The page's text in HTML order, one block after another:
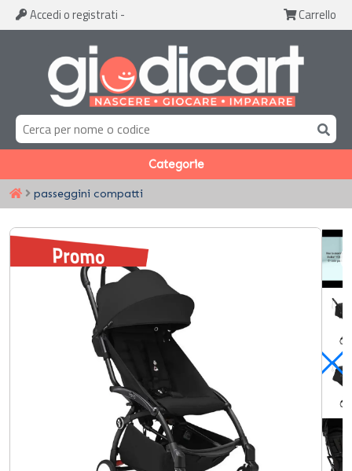
Accedi o registrati - Carrello
Categorie
passeggini compatti